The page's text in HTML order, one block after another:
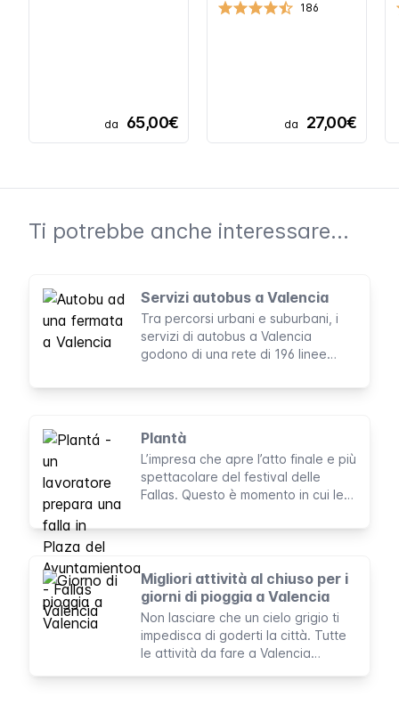
da 65,00€
186
da 27,00€
Ti potrebbe anche interessare...
Servizi autobus a Valencia
Tra percorsi urbani e suburbani, i
servizi di autobus a Valencia
godono di una rete di 196 linee
alcuni di questi autobus per
intorno alle antiche mura della città.
Plantà
L’impresa che apre l’atto finale e più
spettacolare del festival delle
Fallas. Questo è momento in cui le
alla città.
Migliori attività al chiuso per i
giorni di pioggia a Valencia
Non lasciare che un cielo grigio ti
impedisca di goderti la città. Tutte
le attività da fare a Valencia